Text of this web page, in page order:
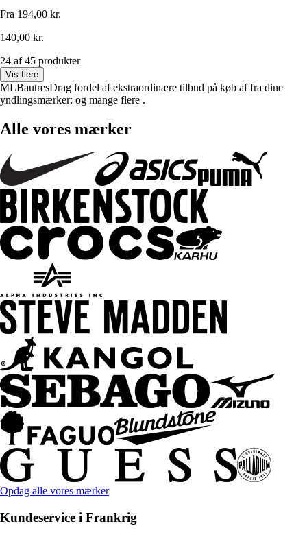
Fra 194,00 kr.
140,00 kr.
24 af 45 produkter
Vis flere
MLBautresDrag fordel af ekstraordinære tilbud på køb af fra dine
yndlingsmærker: og mange flere .
Alle vores mærker
Opdag alle vores mærker
Kundeservice i Frankrig